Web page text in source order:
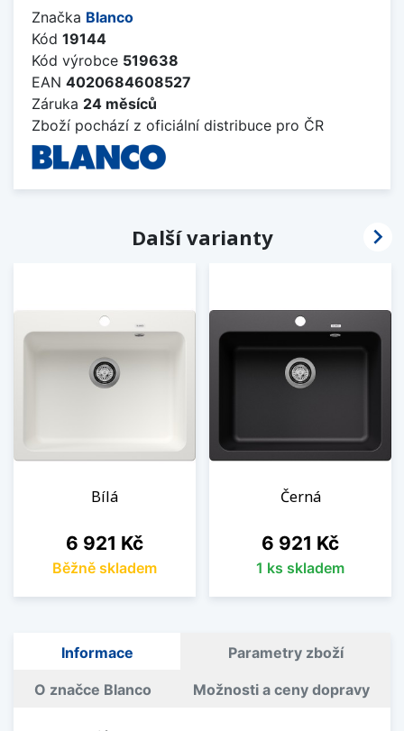
Značka Blanco
Kód 19144
Kód výrobce 519638
EAN 4020684608527
Záruka 24 měsíců
Zboží pochází z oficiální distribuce pro ČR
Další varianty
Bílá
Cena
6 921 Kč
Běžně skladem
Černá
Cena
6 921 Kč
1 ks skladem

Informace Parametry zboží
O značce Blanco Možnosti a ceny dopravy